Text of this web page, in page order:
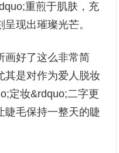
重煎于肌肤，充
现出璀璨光芒。
画好了这么非常简
其是对作为爱人脱妆
定妆&rdquo;二字更
睫毛保持一整天的睫